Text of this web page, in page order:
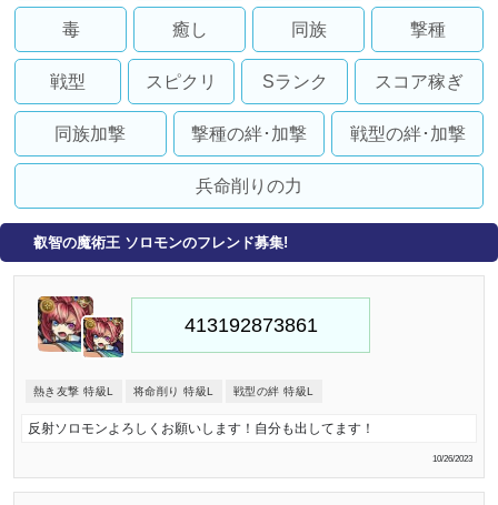
毒 癒し 同族 撃種
戦型 スピクリ Sランク スコア稼ぎ
同族加撃 撃種の絆･加撃 戦型の絆･加撃
兵命削りの力
叡智の魔術王 ソロモンのフレンド募集!
熱き友撃 特級L 将命削り 特級L 戦型の絆 特級L
反射ソロモンよろしくお願いします！自分も出してます！
10/26/2023